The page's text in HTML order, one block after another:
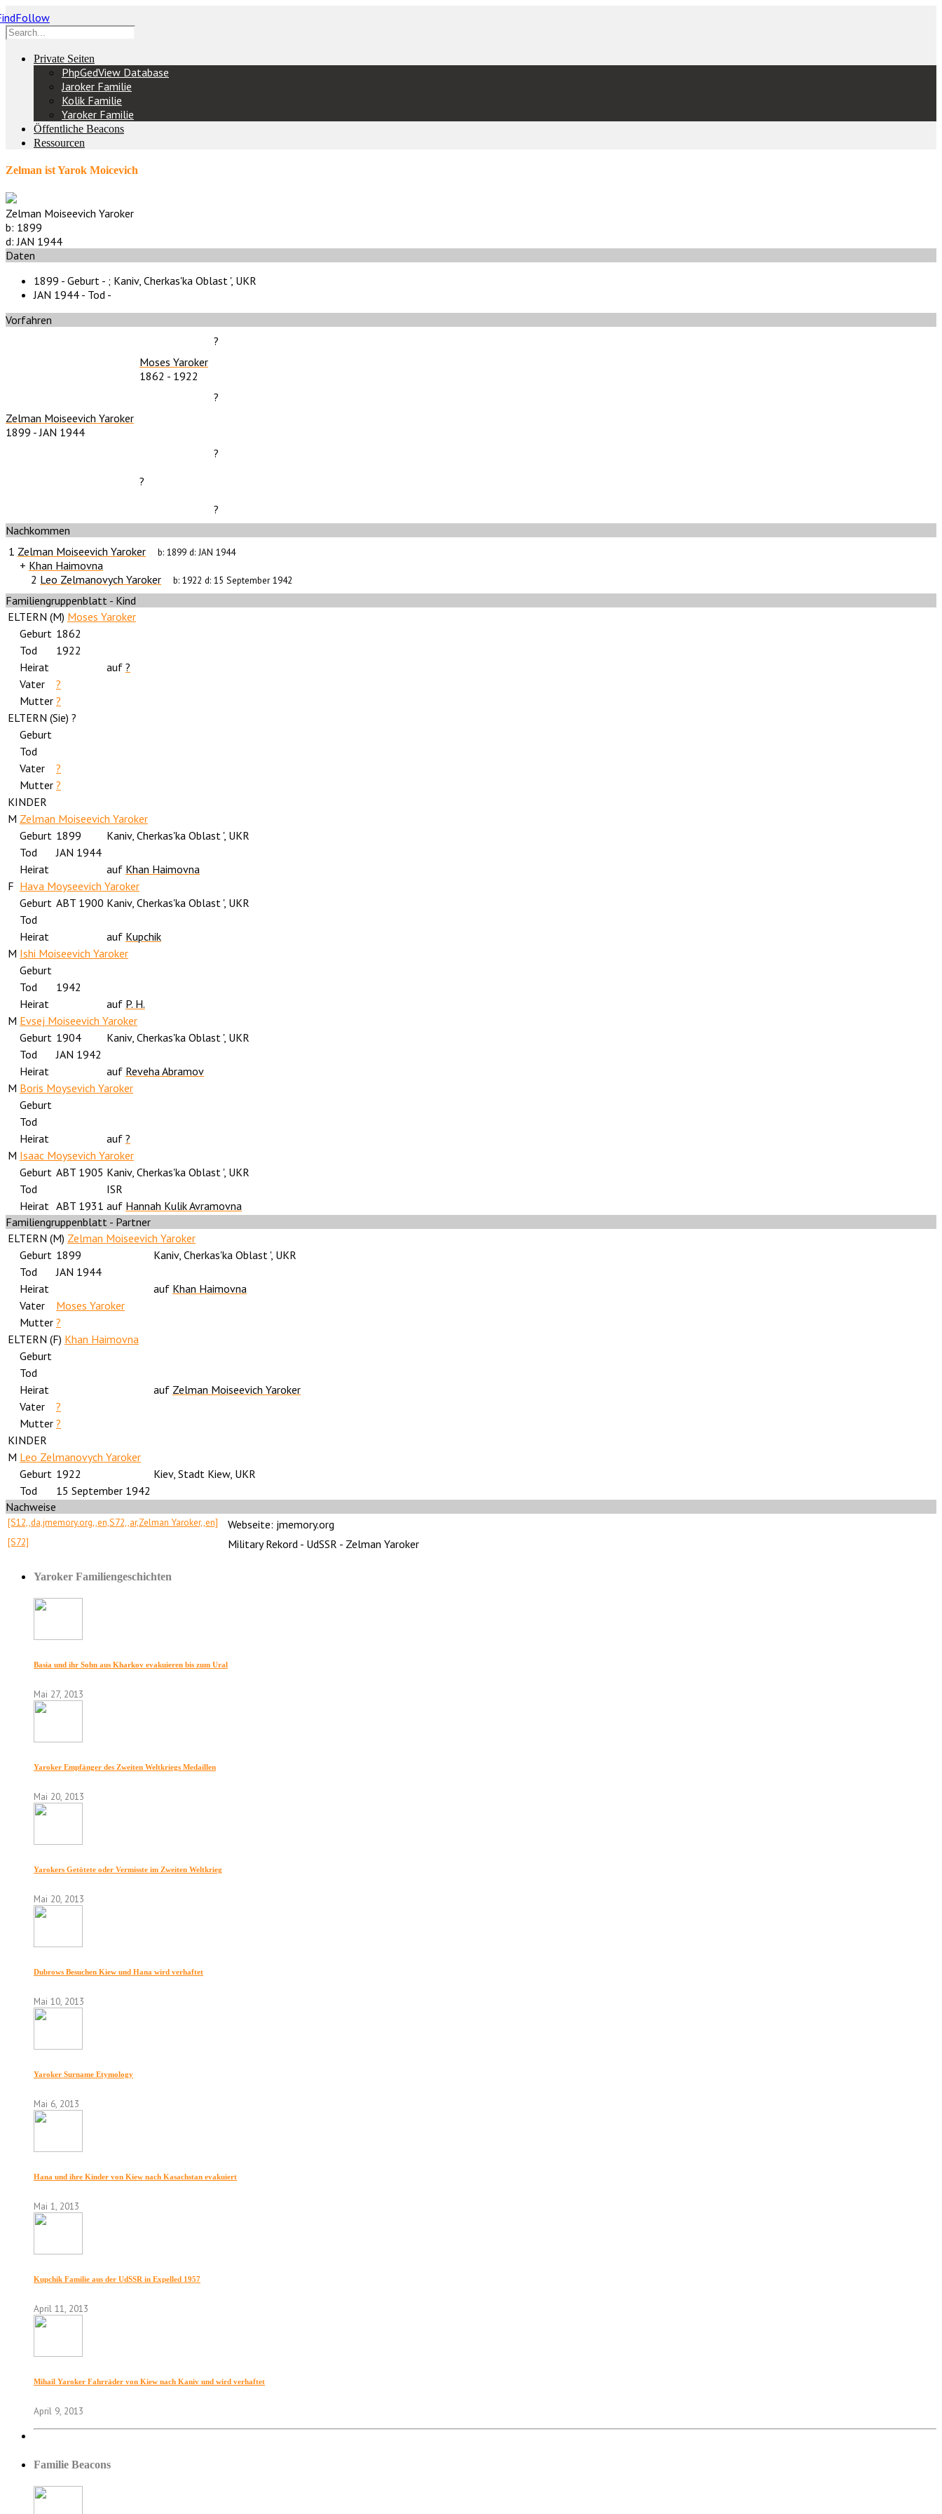
Private Seiten
PhpGedView Database
Jaroker Familie
Kolik Familie
Yaroker Familie
Öffentliche Beacons
Ressourcen
Zelman ist Yarok Moicevich
Zelman Moiseevich Yaroker
b: 1899
d:JAN 1944
Daten
1899 - Geburt - ; Kaniv, Cherkas'ka Oblast ', UKR
JAN 1944 - Tod -
Vorfahren
?
Moses Yaroker
1862 - 1922
?
Zelman Moiseevich Yaroker
1899 -JAN 1944
?
?
?
Nachkommen
1 Zelman Moiseevich Yaroker b:1899 d: JAN 1944
+ Khan Haimovna
2 Leo Zelmanovych Yaroker b:1922 d:15 September 1942
Familiengruppenblatt - Kind
ELTERN (M) Moses Yaroker
Geburt 1862
Tod
1922
Heirat
auf ?
Vater
?
Mutter ?
ELTERN (Sie) ?
Geburt
Tod
Vater
?
Mutter ?
KINDER
M Zelman Moiseevich Yaroker
Geburt 1899
Kaniv, Cherkas'ka Oblast ', UKR
Tod
JAN 1944
Heirat
auf Khan Haimovna
F Hava Moyseevich Yaroker
Geburt ABT 1900 Kaniv, Cherkas'ka Oblast ', UKR
Tod
Heirat
auf Kupchik
M Ishi Moiseevich Yaroker
Geburt
Tod
1942
Heirat
auf P. H.
M Evsej Moiseevich Yaroker
Geburt 1904
Kaniv, Cherkas'ka Oblast ', UKR
Tod
JAN 1942
Heirat
auf Reveha Abramov
M Boris Moysevich Yaroker
Geburt
Tod
Heirat
auf ?
M Isaac Moysevich Yaroker
Geburt ABT 1905 Kaniv, Cherkas'ka Oblast ', UKR
Tod
ISR
Heirat ABT 1931 auf Hannah Kulik Avramovna
Familiengruppenblatt - Partner
ELTERN (M) Zelman Moiseevich Yaroker
Geburt 1899
Kaniv, Cherkas'ka Oblast ', UKR
Tod
JAN 1944
Heirat
auf Khan Haimovna
Vater
Moses Yaroker
Mutter ?
ELTERN (F) Khan Haimovna
Geburt
Tod
Heirat
auf Zelman Moiseevich Yaroker
Vater
?
Mutter ?
KINDER
M Leo Zelmanovych Yaroker
Geburt 1922
Kiev, Stadt Kiew, UKR
Tod
15 September 1942
Nachweise
[S12,,da,jmemory.org,,en,S72,,ar,Zelman Yaroker,,en] Webseite: jmemory.org
[S72] Military Rekord - UdSSR - Zelman Yaroker
Yaroker Familiengeschichten
Basia und ihr Sohn aus Kharkov evakuieren bis zum Ural
Mai 27, 2013
Yaroker Empfänger des Zweiten Weltkriegs Medaillen
Mai 20, 2013
Yarokers Getötete oder Vermisste im Zweiten Weltkrieg
Mai 20, 2013
Dubrows Besuchen Kiew und Hana wird verhaftet
Mai 10, 2013
Yaroker Surname Etymology
Mai 6, 2013
Hana und ihre Kinder von Kiew nach Kasachstan evakuiert
Mai 1, 2013
Kupchik Familie aus der UdSSR in Expelled 1957
April 11, 2013
Mihail Yaroker Fahrräder von Kiew nach Kaniv und wird verhaftet
April 9, 2013
Familie Beacons